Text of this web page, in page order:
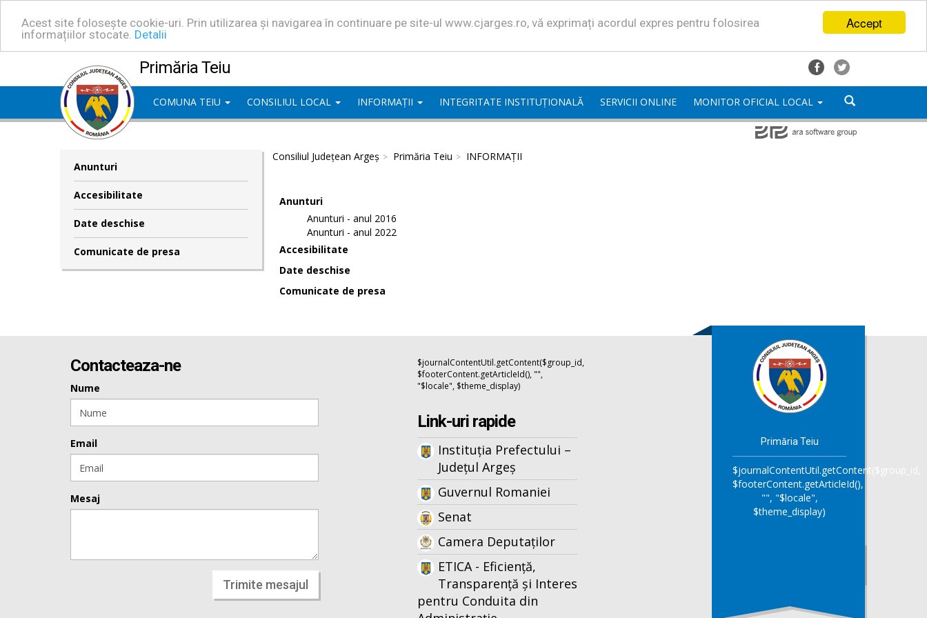
Accept
Acest site folosește cookie-uri. Prin utilizarea și navigarea în continuare pe site-ul www.cjarges.ro, vă exprimați acordul expres pentru folosirea
informațiilor stocate. Detalii
Primăria Teiu
COMUNA TEIU CONSILIUL LOCAL INFORMAȚII INTEGRITATE INSTITUȚIONALĂ SERVICII ONLINE MONITOR OFICIAL LOCAL
Anunturi
Accesibilitate
Date deschise
Comunicate de presa
Consiliul Județean Argeș Primăria Teiu INFORMAȚII
Anunturi
Anunturi - anul 2016
Anunturi - anul 2022
Accesibilitate
Date deschise
Comunicate de presa
Contacteaza-ne
Nume
Email
Mesaj
Trimite mesajul
$journalContentUtil.getContent($group_id,
$footerContent.getArticleId(), "",
"$locale", $theme_display)
Link-uri rapide
Instituția Prefectului –
Județul Argeș
Guvernul Romaniei
Senat
Camera Deputaților
ETICA - Eficiență,
Transparență și Interes
pentru Conduita din
Primăria Teiu
$journalContentUtil.getContent($group_id,
$footerContent.getArticleId(),
"", "$locale",
$theme_display)